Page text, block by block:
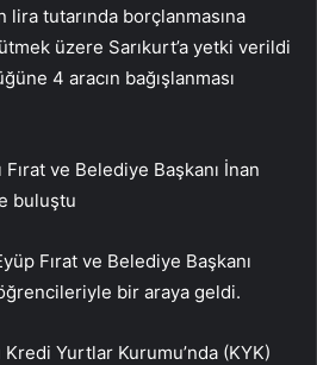
lira tutarında borçlanmasına
üzere Sarıkurt’a yetki verildi
4 aracın bağışlanması
ve Belediye Başkanı İnan
buluştu
Fırat ve Belediye Başkanı
bir araya geldi.
Yurtlar Kurumu’nda (KYK)